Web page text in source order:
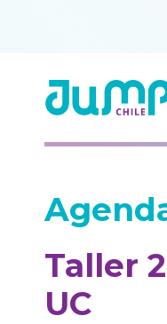
Taller
UC